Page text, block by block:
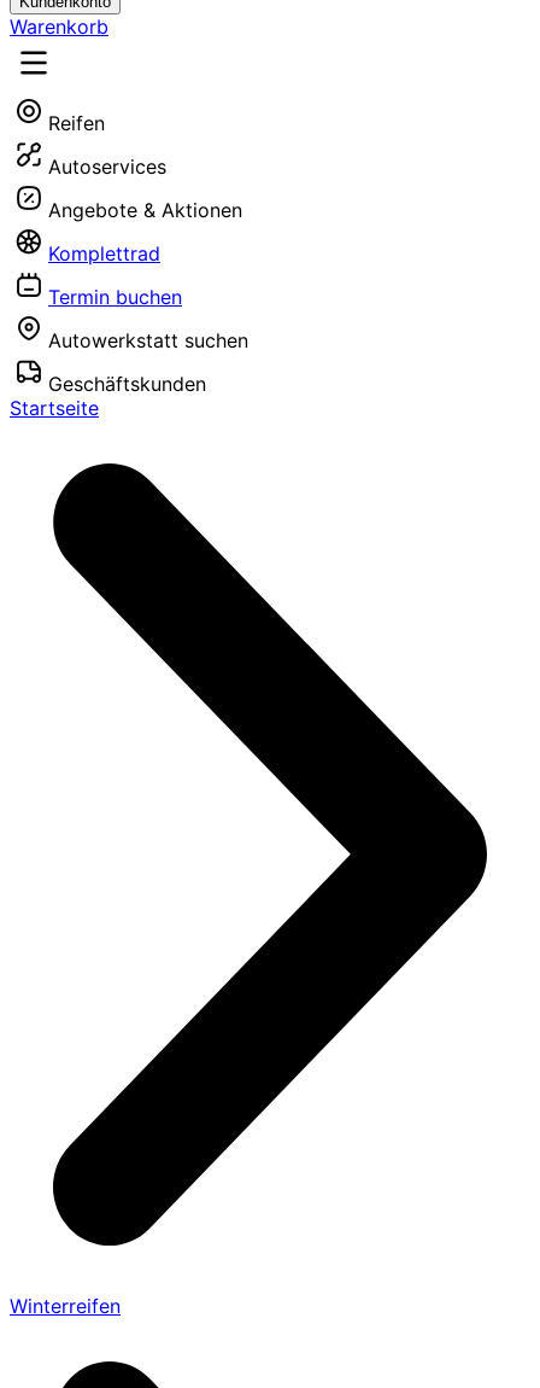
Warenkorb
Reifen
Autoservices
Angebote & Aktionen
Komplettrad
Termin buchen
Autowerkstatt suchen
Geschäftskunden
Startseite
Winterreifen